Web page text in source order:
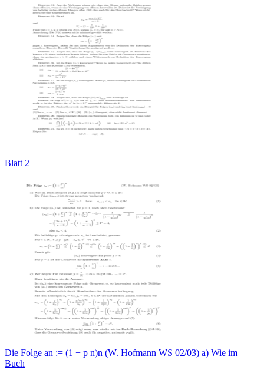
Blatt 2
Die Folge an := (1 + p n)n (W. Hofmann WS 02/03) a) Wie im
Buch